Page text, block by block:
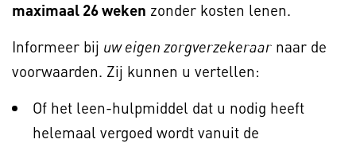
maximaal 26 weken zonder kosten lenen.
Informeer bij uw eigen zorgverzekeraar naar de
voorwaarden. Zij kunnen u vertellen:
Of het leen-hulpmiddel dat u nodig heeft
helemaal vergoed wordt vanuit de